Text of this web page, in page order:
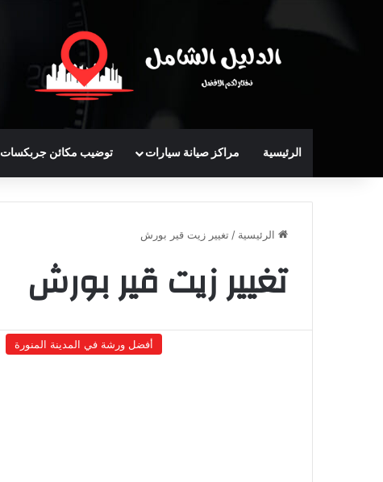
الرئيسية مراكز صيانة سيارات توضيب مكائن جربكسات
الرئيسية /تغيير زيت قير بورش
تغيير زيت قير بورش
أفضل ورشة في المدينة المنورة